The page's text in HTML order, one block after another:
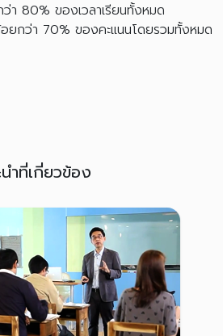
ว่า 80% ของเวลาเรียนทั้งหมด
ยกว่า 70% ของคะแนนโดยรวมทั้งหมด
ำที่เกี่ยวข้อง